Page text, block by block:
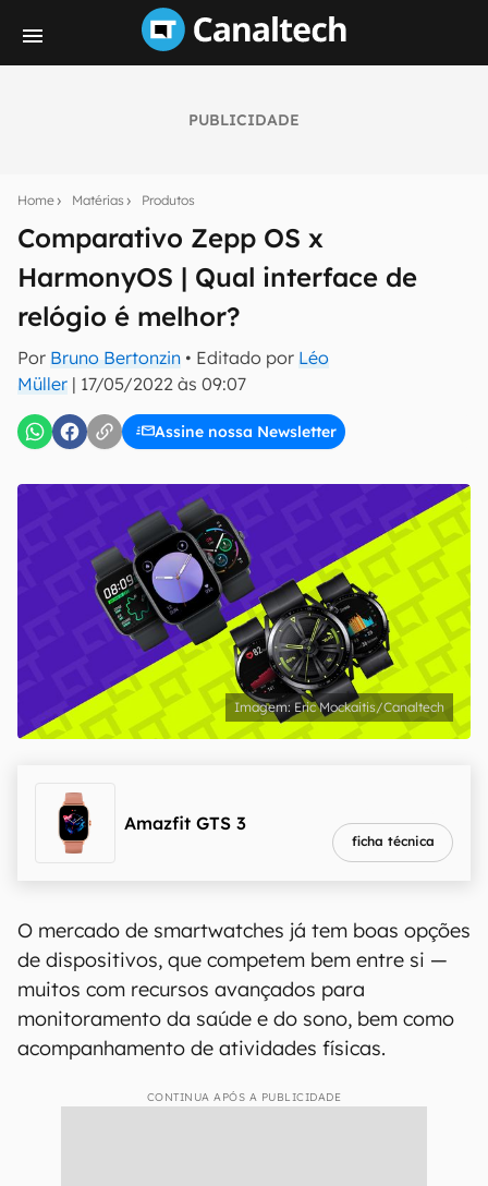
PUBLICIDADE
Home Matérias Produtos
Comparativo Zepp OS x
HarmonyOS | Qual interface de
relógio é melhor?
Por Bruno Bertonzin • Editado por Léo
Müller | 17/05/2022 às 09:07
Assine nossa Newsletter
notícias e reviews sobre tecnologia em primeira
E-mail
inscreva-se
Confirmo que li, aceito e concordo com os Termos de
Uso e Política de Privacidade do Canaltech.
Eric Mockaitis/Canaltech
Amazfit GTS 3
ficha técnica
O mercado de smartwatches já tem boas opções
de dispositivos, que competem bem entre si —
muitos com recursos avançados para
monitoramento da saúde e do sono, bem como
acompanhamento de atividades físicas.
CONTINUA APÓS A PUBLICIDADE